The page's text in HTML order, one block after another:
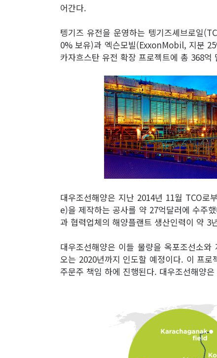
어간다.
텡기즈 유전을 운영하는 텡기즈셰브로일
0% 보유)과 엑슨모빌(ExxonMobil, 지분
카자흐스탄 유전 확장 프로젝트에 총 368
대우조선해양은 지난 2014년 11월 TCO
e)을 제작하는 공사를 약 27억달러에 수주
과 협력업체의 해양플랜트 생산인력이 약 3
대우조선해양은 이들 물량을 옥포조선소
오는 2020년까지 인도할 예정이다. 이 프
주문주 책임 하에 진행된다. 대우조선해양